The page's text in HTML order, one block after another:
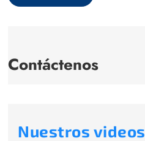
Contáctenos
Nuestros videos